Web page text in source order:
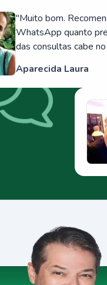
"Muito bom.
WhatsApp quanto
das consultas cabe
Aparecida Laura